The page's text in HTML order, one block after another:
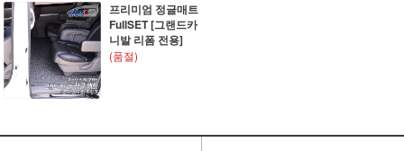
프리미엄 정글매트
FullSET [그랜드카
니발 리폼 전용]
(품절)